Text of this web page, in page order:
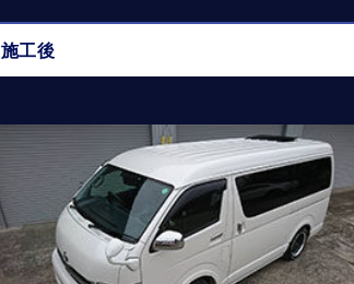
施工後